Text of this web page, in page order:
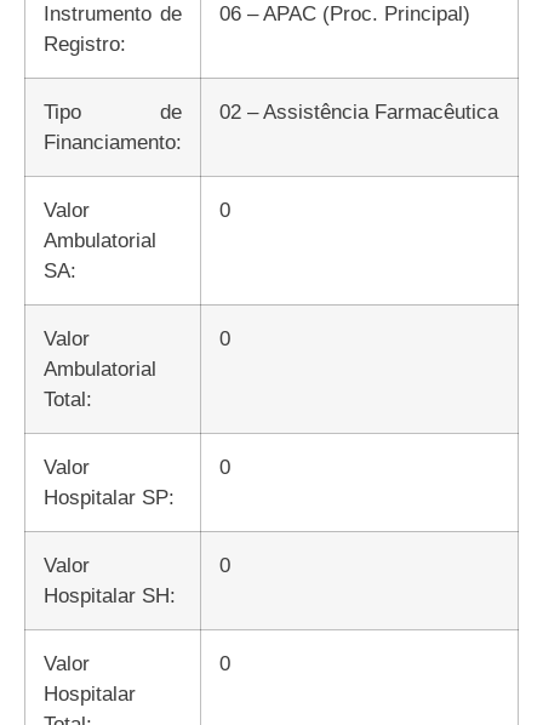
Instrumento de
Registro:
06 – APAC (Proc. Principal)
Tipo de
Financiamento:
02 – Assistência Farmacêutica
Valor
Ambulatorial
SA:
0
Valor
Ambulatorial
Total:
0
Valor
Hospitalar SP:
0
Valor
Hospitalar SH:
0
Valor
Hospitalar
0